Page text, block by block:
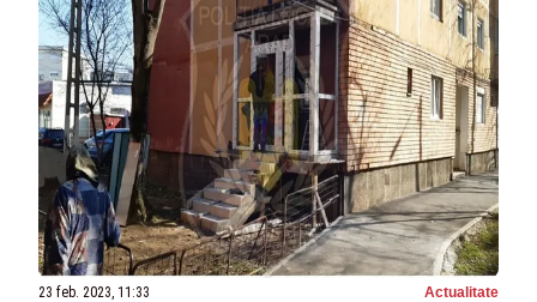
23 feb. 2023, 11:33 Actualitate